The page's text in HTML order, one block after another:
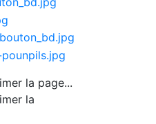
la page...
la